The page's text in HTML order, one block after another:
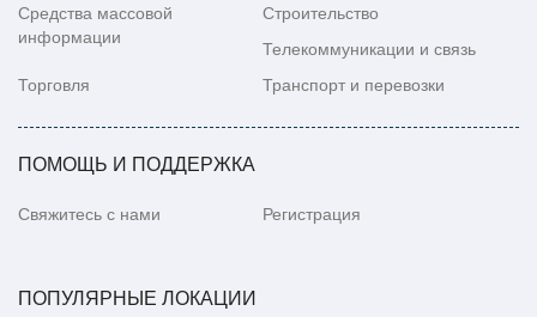
Средства массовой
информации
Строительство
Телекоммуникации и связь
Торговля
Транспорт и перевозки
ПОМОЩЬ И ПОДДЕРЖКА
Свяжитесь с нами Регистрация
ПОПУЛЯРНЫЕ ЛОКАЦИИ